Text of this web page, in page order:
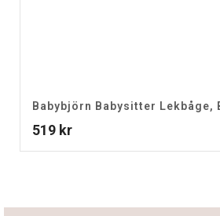
Babybjörn Babysitter Lekbåge,
519 kr